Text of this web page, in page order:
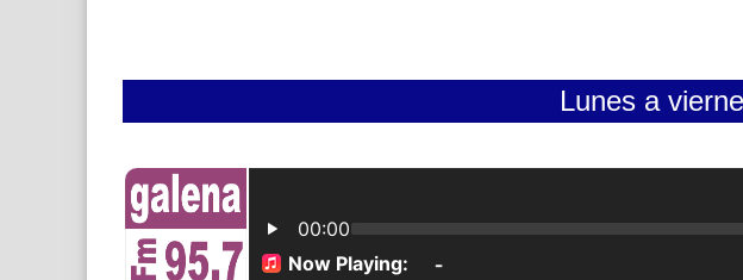
Lunes a viernes 06:00